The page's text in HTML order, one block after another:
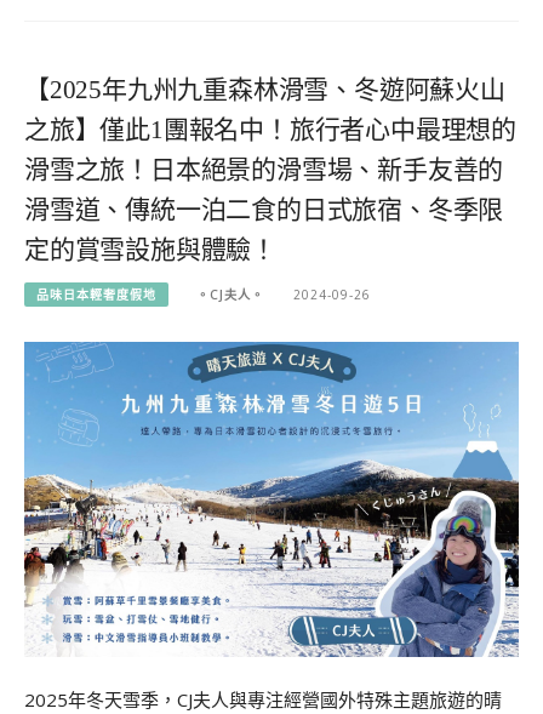
【2025年九州九重森林滑雪、冬遊阿蘇火山
之旅】僅此1團報名中！旅行者心中最理想的
滑雪之旅！日本絕景的滑雪場、新手友善的
滑雪道、傳統一泊二食的日式旅宿、冬季限
定的賞雪設施與體驗！
品味日本輕奢度假地 。CJ夫人。 2024-09-26
2025年冬天雪季，CJ夫人與專注經營國外特殊主題旅遊的晴